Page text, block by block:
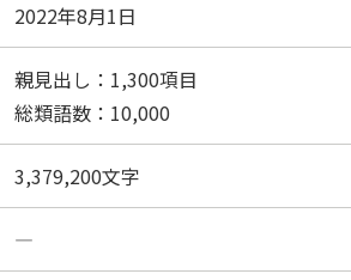
2022年8月1日
親見出し：1,300項目
総類語数：10,000
3,379,200文字
―